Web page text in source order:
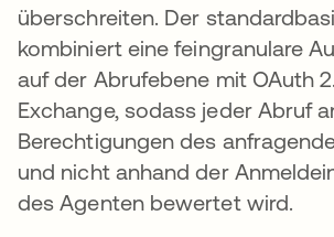
überschreiten. Der
kombiniert eine feingranulare
auf der Abrufebene mit OAuth
Exchange, sodass jeder Abruf
Berechtigungen des
und nicht anhand der
des Agenten bewertet wird.